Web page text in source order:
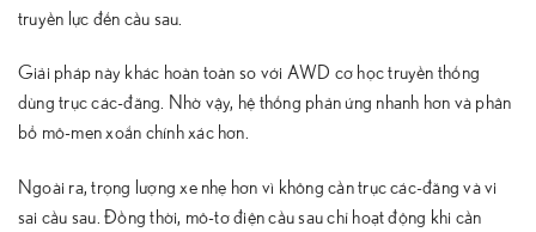
truyền lực đến cầu sau.
Giải pháp này khác hoàn toàn so với AWD cơ học truyền thống
dùng trục các-đăng. Nhờ vậy, hệ thống phản ứng nhanh hơn và phân
bổ mô-men xoắn chính xác hơn.
Ngoài ra, trọng lượng xe nhẹ hơn vì không cần trục các-đăng và vi
sai cầu sau. Đồng thời, mô-tơ điện cầu sau chỉ hoạt động khi cần